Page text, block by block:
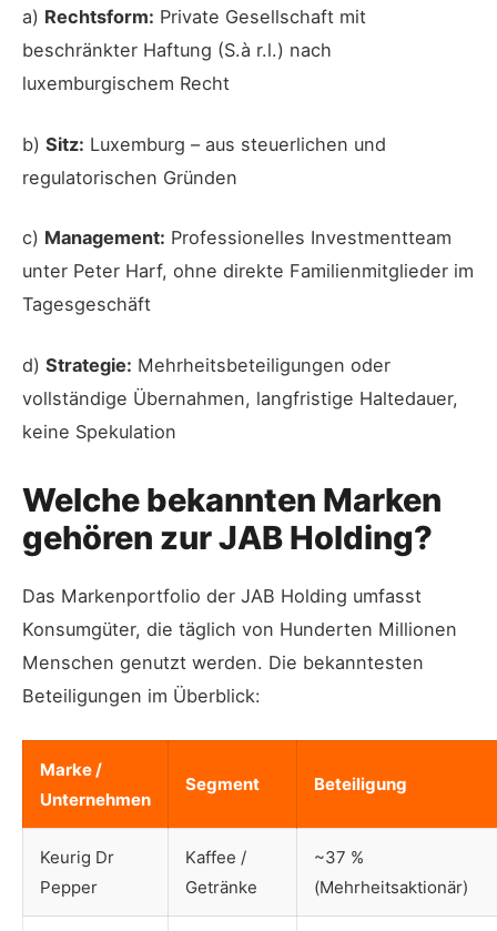
a) Rechtsform: Private Gesellschaft mit
beschränkter Haftung (S.à r.l.) nach
luxemburgischem Recht
b) Sitz: Luxemburg – aus steuerlichen und
regulatorischen Gründen
c) Management: Professionelles Investmentteam
unter Peter Harf, ohne direkte Familienmitglieder im
Tagesgeschäft
d) Strategie: Mehrheitsbeteiligungen oder
vollständige Übernahmen, langfristige Haltedauer,
keine Spekulation
Welche bekannten Marken
gehören zur JAB Holding?
Das Markenportfolio der JAB Holding umfasst
Konsumgüter, die täglich von Hunderten Millionen
Menschen genutzt werden. Die bekanntesten
Beteiligungen im Überblick:
Marke /
Unternehmen
Segment Beteiligung
Keurig Dr
Pepper
Kaffee /
Getränke
~37 %
(Mehrheitsaktionär)